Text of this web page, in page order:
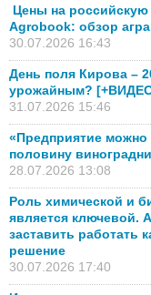
Цены на российскую
Agrobook: обзор
30.07.2026 16:43
День поля Кирова –
урожайным?
31.07.2026 15:46
«Предприятие можно
половину
28.07.2026 13:08
Роль химической и
является ключевой.
заставить работать
решение
30.07.2026 17:40